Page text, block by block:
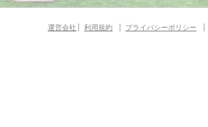
運営会社 利用規約 プライバシーポリシー